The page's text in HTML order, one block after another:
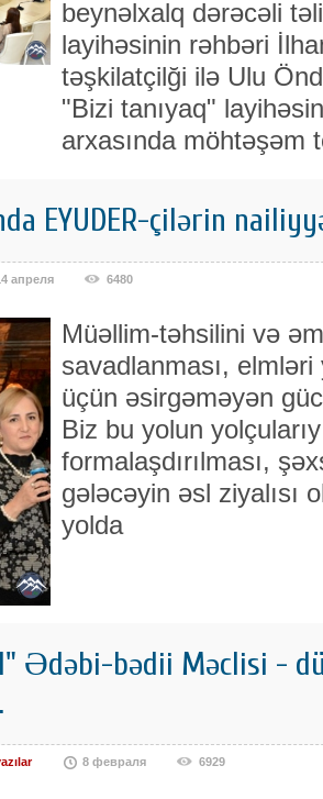
beynəlxalq dərəcəli
layihəsinin rəhbəri
təşkilatçilği ilə Ulu
"Bizi tanıyaq"
arxasında möhtəşəm
EYUDER-çilərin
апреля 6480
Müəllim-təhsilini və
savadlanması,
üçün əsirgəməyən
Biz bu yolun
formalaşdırılması,
gələcəyin əsl ziyalısı
yolda
Ədəbi-bədii Məclisi -
8 февраля 6929